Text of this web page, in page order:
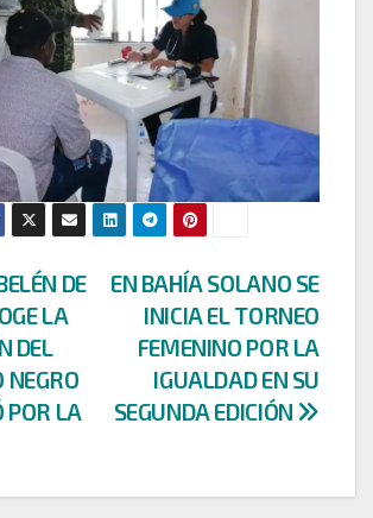
EN BAHÍA SOLANO SE
INICIA EL TORNEO
FEMENINO POR LA
IGUALDAD EN SU
SEGUNDA EDICIÓN
DE
LA
DEL
NEGRO
POR LA